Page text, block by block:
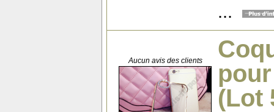
...
Aucun avis des clients
(Lot